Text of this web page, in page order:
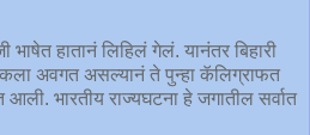
हातानं लिहिलं गेलं. यानंतर बिहारी
कला अवगत असल्यानं ते पुन्हा कॅलिग्राफत
आली. भारतीय राज्यघटना हे जगातील सर्वात